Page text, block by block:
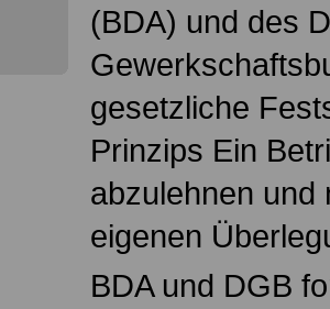
(BDA) und des
gesetzliche
Prinzips Ein
abzulehnen und
eigenen
BDA und DGB